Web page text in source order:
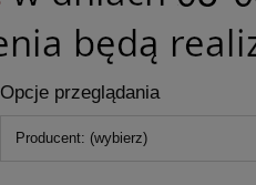
Opcje przeglądania
Producent: (wybierz)